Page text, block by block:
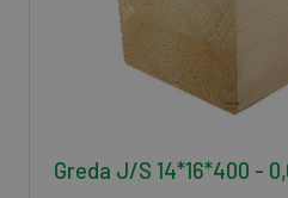
Greda J/S 14*16*400 -